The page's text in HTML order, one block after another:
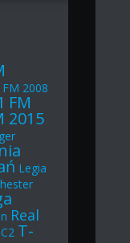
FM 2008
FM
2015
Legia
Real
T-